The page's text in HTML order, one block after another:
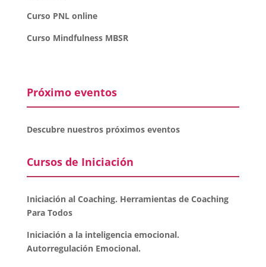
Curso PNL online
Curso Mindfulness MBSR
Próximo eventos
Descubre nuestros próximos eventos
Cursos de Iniciación
Iniciación al Coaching. Herramientas de Coaching
Para Todos
Iniciación a la inteligencia emocional.
Autorregulación Emocional.